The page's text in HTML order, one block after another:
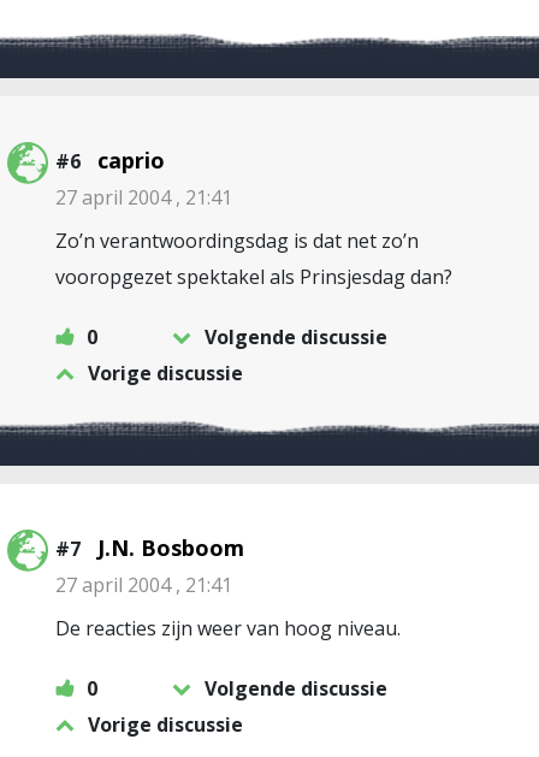
#6 caprio
27 april 2004 , 21:41
Zo’n verantwoordingsdag is dat net zo’n
vooropgezet spektakel als Prinsjesdag dan?
0
Volgende discussie
Vorige discussie
#7 J.N. Bosboom
27 april 2004 , 21:41
De reacties zijn weer van hoog niveau.
0
Volgende discussie
Vorige discussie